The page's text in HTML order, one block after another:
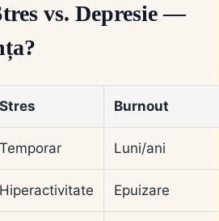
vs. Depresie —
Stres Burnout
Temporar Luni/ani
Hiperactivitate Epuizare